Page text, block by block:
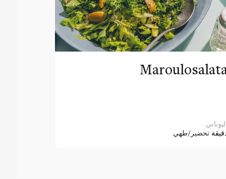
تحضير/طهي